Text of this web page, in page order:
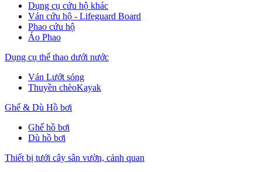
Dụng cụ cứu hộ khác
Ván cứu hộ - Lifeguard Board
Phao cứu hộ
Áo Phao
Dụng cụ thể thao dưới nước
Ván Lướt sóng
Thuyền chèoKayak
Ghế & Dù Hồ bơi
Ghế hồ bơi
Dù hồ bơi
Thiết bị tưới cây sân vườn, cảnh quan